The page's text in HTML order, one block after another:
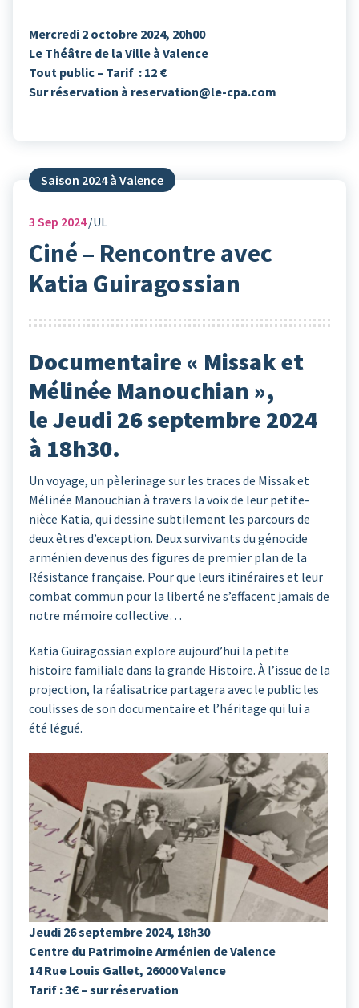
Mercredi 2 octobre 2024, 20h00
Le Théâtre de la Ville à Valence
Tout public – Tarif : 12 €
Sur réservation à reservation@le-cpa.com
Saison 2024 à Valence
3 Sep 2024 UL
Ciné – Rencontre avec
Katia Guiragossian
Documentaire « Missak et
Mélinée Manouchian »,
le Jeudi 26 septembre 2024
à 18h30.
Un voyage, un pèlerinage sur les traces de Missak et
Mélinée Manouchian à travers la voix de leur petite-
nièce Katia, qui dessine subtilement les parcours de
deux êtres d’exception. Deux survivants du génocide
arménien devenus des figures de premier plan de la
Résistance française. Pour que leurs itinéraires et leur
combat commun pour la liberté ne s’effacent jamais de
notre mémoire collective…
Katia Guiragossian explore aujourd’hui la petite
histoire familiale dans la grande Histoire. À l’issue de la
projection, la réalisatrice partagera avec le public les
coulisses de son documentaire et l’héritage qui lui a
été légué.
Jeudi 26 septembre 2024, 18h30
Centre du Patrimoine Arménien de Valence
14 Rue Louis Gallet, 26000 Valence
Tarif : 3€ – sur réservation